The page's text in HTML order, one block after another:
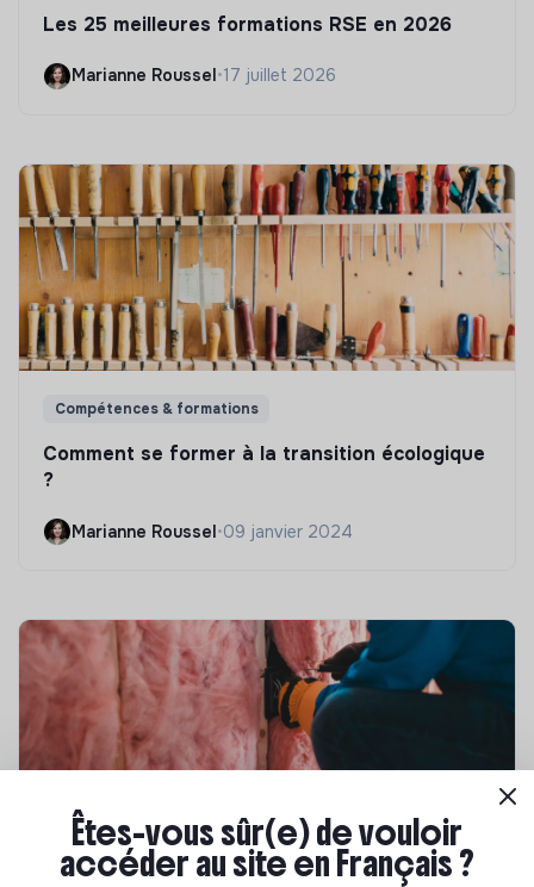
Les 25 meilleures formations RSE en 2026
Marianne Roussel•17 juillet 2026
Compétences & formations
Comment se former à la transition écologique
?
Marianne Roussel•09 janvier 2024
Compétences & formations
Êtes-vous sûr(e) de vouloir
accéder au site en Français ?